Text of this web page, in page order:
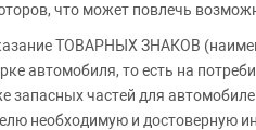
что может повлечь
ТОВАРНЫХ ЗНАКОВ
автомобиля, то есть на
запасных частей для
необходимую и